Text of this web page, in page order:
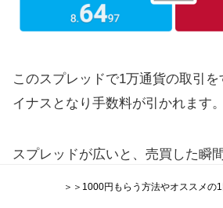
このスプレッドで1万通貨の取引
イナスとなり手数料が引かれます。
スプレッドが広いと、売買した瞬
＞＞1000円もらう方法やオススメの1